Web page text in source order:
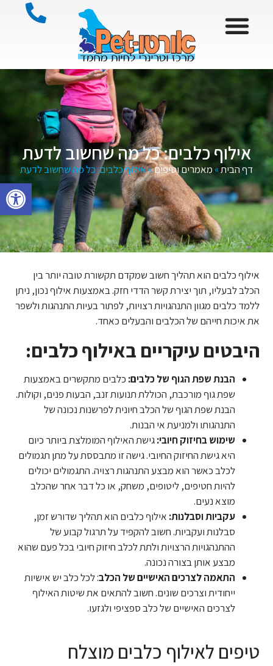
פתח
אילוף כלבים: כל מה שחשוב לדעת
דף הבית»מאמרים וטיפים»אילוף כלבים: כל מה שחשוב לדעת
אילוף כלבים הוא תהליך חשוב שמקדם תקשורת טובה יותר בין
הכלב לבעליו, תוך יצירת קשר הדדי חזק. באמצעות אילוף נכון, ניתן
ללמד כלבים מגוון התנהגויות רצויות, לפתור בעיות התנהגות ולשפר
את איכות חייהם של הכלבים והבעלים כאחד.
היבטים עיקריים באילוף כלבים:
הבנת שפת הגוף של כלבים: כלבים מתקשרים באמצעות
שפת גוף מורכבת, הכוללת תנועות זנב, הבעות פנים, וקולות.
הבנת שפת הגוף של הכלב חיונית לפרשנות נכונה של
התנהגותו ולמניעת אי הבנות.
שימוש בחיזוק חיובי:גישת האילוף המומלצת ביותר כיום
היא גישת החיזוק החיובי. גישה זו מתבססת על מתן תגמולים
לכלב כאשר הוא מבצע התנהגות רצויה. התגמולים יכולים
להיות חטיפים, ליטופים, משחק, או כל דבר אחר שהכלב
מוצא נעים.
עקביות וסבלנות: אילוף כלבים הוא תהליך שדורש זמן,
סבלנות ועקביות. חשוב להקפיד על תרגול קבוע של
ההתנהגויות הרצויות ולתת לכלב חיזוק חיובי בכל פעם שהוא
מבצע אותן בצורה נכונה.
התאמה לצרכים האישיים של הכלב: לכל כלב יש אישיות
ייחודית וצרכים שונים. חשוב להתאים את שיטות האילוף
לצרכים האישיים של כלב ספציפי ולגזעו.
טיפים לאילוף כלבים מוצלח